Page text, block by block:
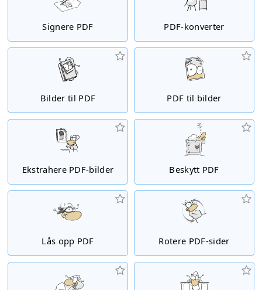
Signere PDF PDF-konverter
Bilder til PDF PDF til bilder
Ekstrahere PDF-bilder Beskytt PDF
Lås opp PDF Rotere PDF-sider